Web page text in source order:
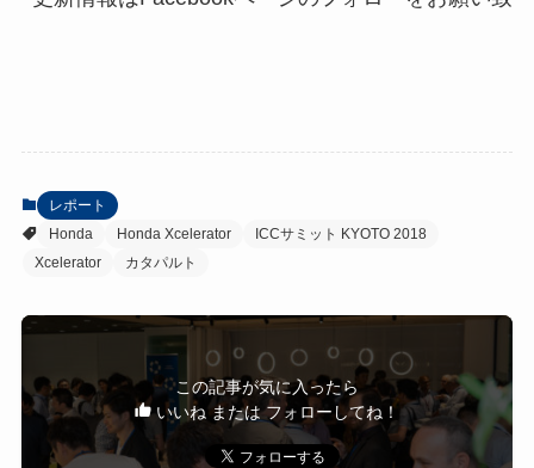
レポート
Honda
Honda Xcelerator
ICCサミット KYOTO 2018
Xcelerator
カタパルト
この記事が気に入ったら
いいね または フォローしてね！